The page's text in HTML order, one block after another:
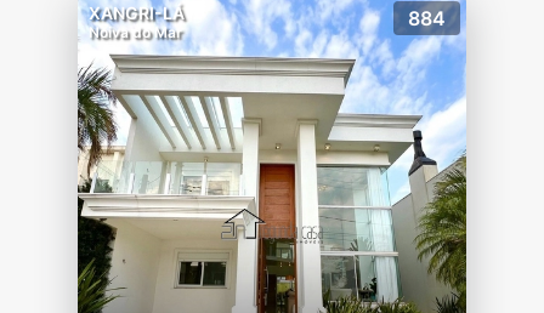
XANGRI-LÁ
Noiva do Mar
884